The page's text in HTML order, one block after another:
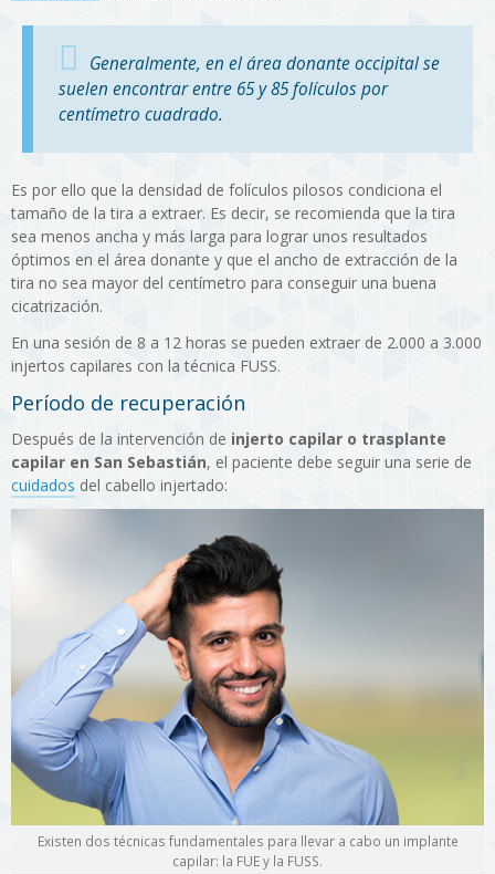
Generalmente, en el área donante occipital se
suelen encontrar entre 65 y 85 folículos por
centímetro cuadrado.
Es por ello que la densidad de folículos pilosos condiciona el
tamaño de la tira a extraer. Es decir, se recomienda que la tira
sea menos ancha y más larga para lograr unos resultados
óptimos en el área donante y que el ancho de extracción de la
tira no sea mayor del centímetro para conseguir una buena
cicatrización.
En una sesión de 8 a 12 horas se pueden extraer de 2.000 a 3.000
injertos capilares con la técnica FUSS.
Período de recuperación
Después de la intervención de injerto capilar o trasplante
capilar en San Sebastián, el paciente debe seguir una serie de
cuidados del cabello injertado:
Existen dos técnicas fundamentales para llevar a cabo un implante
capilar: la FUE y la FUSS.